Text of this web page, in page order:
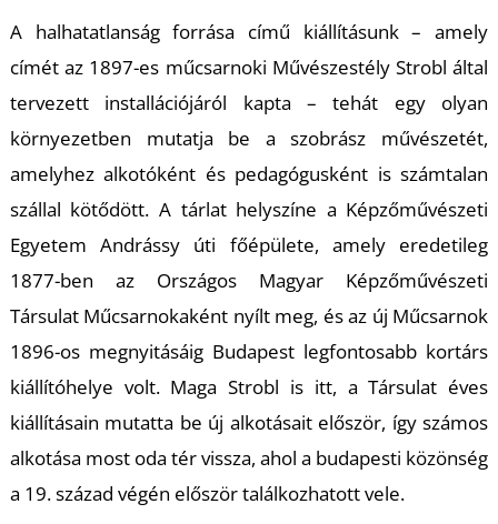
A halhatatlanság forrása című kiállításunk – amely
címét az 1897-es műcsarnoki Művészestély Strobl által
tervezett installációjáról kapta – tehát egy olyan
környezetben mutatja be a szobrász művészetét,
amelyhez alkotóként és pedagógusként is számtalan
szállal kötődött. A tárlat helyszíne a Képzőművészeti
Egyetem Andrássy úti főépülete, amely eredetileg
1877-ben az Országos Magyar Képzőművészeti
Társulat Műcsarnokaként nyílt meg, és az új Műcsarnok
1896-os megnyitásáig Budapest legfontosabb kortárs
kiállítóhelye volt. Maga Strobl is itt, a Társulat éves
kiállításain mutatta be új alkotásait először, így számos
alkotása most oda tér vissza, ahol a budapesti közönség
a 19. század végén először találkozhatott vele.